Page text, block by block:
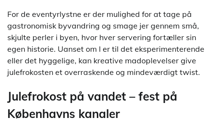
For de eventyrlystne er der mulighed for at tage på
gastronomisk byvandring og smage jer gennem små,
skjulte perler i byen, hvor hver servering fortæller sin
egen historie. Uanset om I er til det eksperimenterende
eller det hyggelige, kan kreative madoplevelser give
julefrokosten et overraskende og mindeværdigt twist.
Julefrokost på vandet – fest på
Københavns kanaler